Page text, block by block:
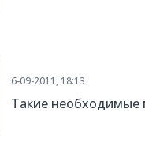
6-09-2011, 18:13
Такие необходимые